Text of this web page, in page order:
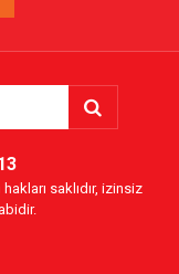
saklıdır, izinsiz